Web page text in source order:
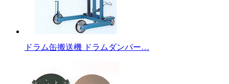
ドラム缶搬送機 ドラムダンパー…